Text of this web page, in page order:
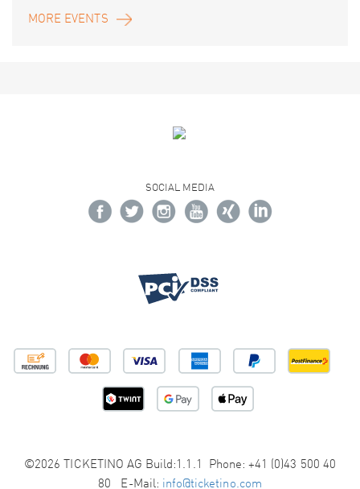
MORE EVENTS
SOCIAL MEDIA
©2026 TICKETINO AG Build:1.1.1 Phone: +41 (0)43 500 40
80 E-Mail: info@ticketino.com